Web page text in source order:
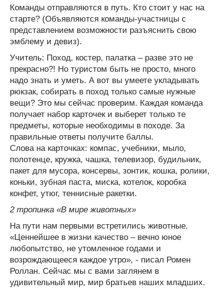
Команды отправляются в путь. Кто стоит у нас на
старте? (Объявляются команды-участницы с
представлением возможности разъяснить свою
эмблему и девиз).
Учитель: Поход, костер, палатка – разве это не
прекрасно?! Но туристом быть не просто, много
надо знать и уметь. А вот вы умеете укладывать
рюкзак, собирать в поход только самые нужные
вещи? Это мы сейчас проверим. Каждая команда
получает набор карточек и выберет только те
предметы, которые необходимы в походе. За
правильные ответы получите баллы.
Слова на карточках: компас, учебники, мыло,
полотенце, кружка, чашка, телевизор, будильник,
пакет для мусора, консервы, зонтик, кошка, ролики,
коньки, зубная паста, миска, котелок, коробка
конфет, утюг, теннисные ракетки.
2 тропинка «В мире животных»
На пути нам первыми встретились животные.
«Ценнейшее в жизни качество – вечно юное
любопытство, не утомленное годами и
возрождающееся каждое утро», - писал Ромен
Роллан. Сейчас мы с вами заглянем в
удивительный мир, мир братьев наших младших.